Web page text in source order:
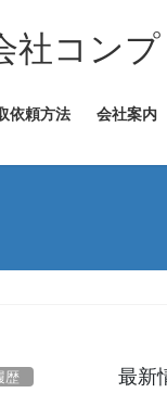
コンプ
依頼方法 会社案内
歴 最新